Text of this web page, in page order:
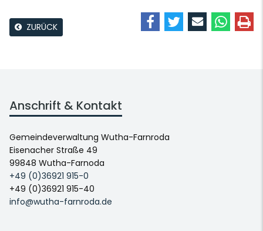
ZURÜCK
Anschrift & Kontakt
Gemeindeverwaltung Wutha-Farnroda
Eisenacher Straße 49
99848 Wutha-Farnoda
+49 (0)36921 915-0
+49 (0)36921 915-40
info@wutha-farnroda.de